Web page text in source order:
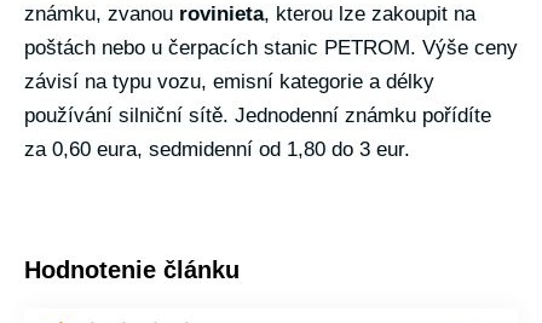
známku, zvanou rovinieta, kterou lze zakoupit na
poštách nebo u čerpacích stanic PETROM. Výše ceny
závisí na typu vozu, emisní kategorie a délky
používání silniční sítě. Jednodenní známku pořídíte
za 0,60 eura, sedmidenní od 1,80 do 3 eur.
Hodnotenie článku